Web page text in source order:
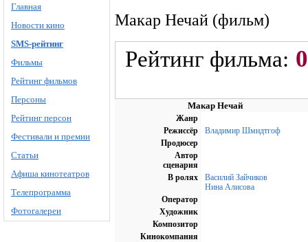
Главная
Новости кино
SMS-рейтинг
Фильмы
Рейтинг фильмов
Персоны
Рейтинг персон
Фестивали и премии
Статьи
Афиша кинотеатров
Телепрограмма
Фотогалереи
Макар Нечай (фильм)
Рейтинг фильма: 0
Макар Нечай
Жанр
Режиссёр
Владимир Шмидтгоф
Продюсер
Автор
сценария
В ролях
Василий Зайчиков
Нина Алисова
Оператор
Художник
Композитор
Кинокомпания